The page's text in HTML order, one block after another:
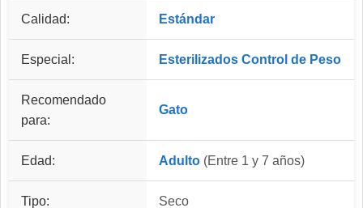
Calidad: Estándar
Especial: Esterilizados Control de Peso
Recomendado
para:
Gato
Edad: Adulto (Entre 1 y 7 años)
Tipo: Seco